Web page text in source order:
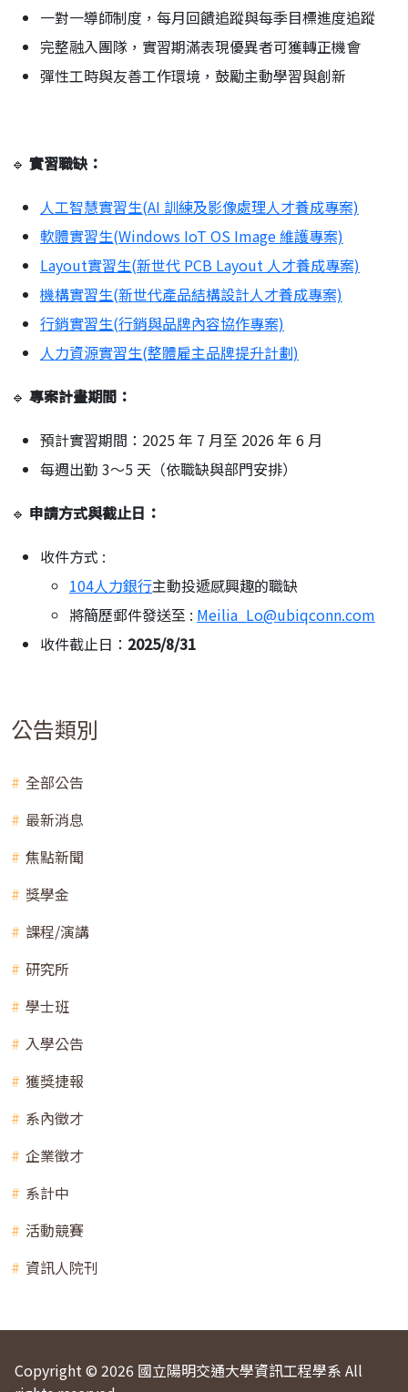
一對一導師制度，每月回饋追蹤與每季目標進度追蹤
完整融入團隊，實習期滿表現優異者可獲轉正機會
彈性工時與友善工作環境，鼓勵主動學習與創新
🔹 實習職缺：
人工智慧實習生(AI 訓練及影像處理人才養成專案)
軟體實習生(Windows IoT OS Image 維護專案)
Layout實習生(新世代 PCB Layout 人才養成專案)
機構實習生(新世代產品結構設計人才養成專案)
行銷實習生(行銷與品牌內容協作專案)
人力資源實習生(整體雇主品牌提升計劃)
🔹 專案計畫期間：
預計實習期間：2025 年 7 月至 2026 年 6 月
每週出勤 3～5 天（依職缺與部門安排）
🔹 申請方式與截止日：
收件方式 :
104人力銀行主動投遞感興趣的職缺
將簡歷郵件發送至 : Meilia_Lo@ubiqconn.com
收件截止日： 2025/8/31
公告類別
全部公告
最新消息
焦點新聞
獎學金
課程/演講
研究所
學士班
入學公告
獲獎捷報
系內徵才
企業徵才
系計中
活動競賽
資訊人院刊
Copyright © 2026 國立陽明交通大學資訊工程學系 All